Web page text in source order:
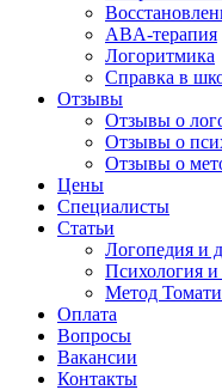
ABA-терапия
Логоритмика
Справка в
Отзывы
Отзывы о
Отзывы о
Отзывы о
Цены
Специалисты
Статьи
Логопедия и
Психология
Метод
Оплата
Вопросы
Вакансии
Контакты